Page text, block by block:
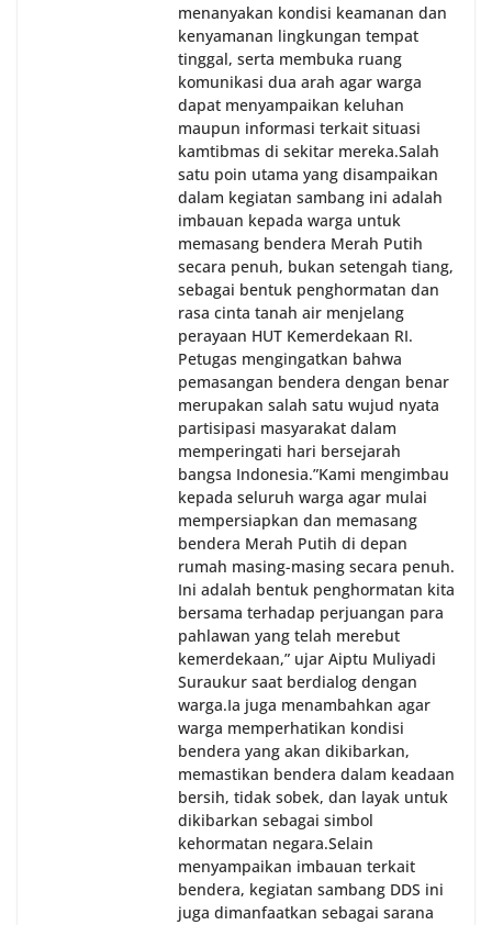
menanyakan kondisi keamanan dan
kenyamanan lingkungan tempat
tinggal, serta membuka ruang
komunikasi dua arah agar warga
dapat menyampaikan keluhan
maupun informasi terkait situasi
kamtibmas di sekitar mereka.‎‎‎Salah
satu poin utama yang disampaikan
dalam kegiatan sambang ini adalah
imbauan kepada warga untuk
memasang bendera Merah Putih
secara penuh, bukan setengah tiang,
sebagai bentuk penghormatan dan
rasa cinta tanah air menjelang
perayaan HUT Kemerdekaan RI.
Petugas mengingatkan bahwa
pemasangan bendera dengan benar
merupakan salah satu wujud nyata
partisipasi masyarakat dalam
memperingati hari bersejarah
bangsa Indonesia.‎‎”Kami mengimbau
kepada seluruh warga agar mulai
mempersiapkan dan memasang
bendera Merah Putih di depan
rumah masing-masing secara penuh.
Ini adalah bentuk penghormatan kita
bersama terhadap perjuangan para
pahlawan yang telah merebut
kemerdekaan,” ujar Aiptu Muliyadi
Suraukur saat berdialog dengan
warga.‎‎Ia juga menambahkan agar
warga memperhatikan kondisi
bendera yang akan dikibarkan,
memastikan bendera dalam keadaan
bersih, tidak sobek, dan layak untuk
dikibarkan sebagai simbol
kehormatan negara.‎‎‎Selain
menyampaikan imbauan terkait
bendera, kegiatan sambang DDS ini
juga dimanfaatkan sebagai sarana